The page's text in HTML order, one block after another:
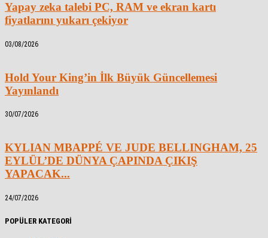
Yapay zeka talebi PC, RAM ve ekran kartı
fiyatlarını yukarı çekiyor
03/08/2026
Hold Your King’in İlk Büyük Güncellemesi
Yayınlandı
30/07/2026
KYLIAN MBAPPÉ VE JUDE BELLINGHAM, 25
EYLÜL’DE DÜNYA ÇAPINDA ÇIKIŞ
YAPACAK...
24/07/2026
POPÜLER KATEGORİ